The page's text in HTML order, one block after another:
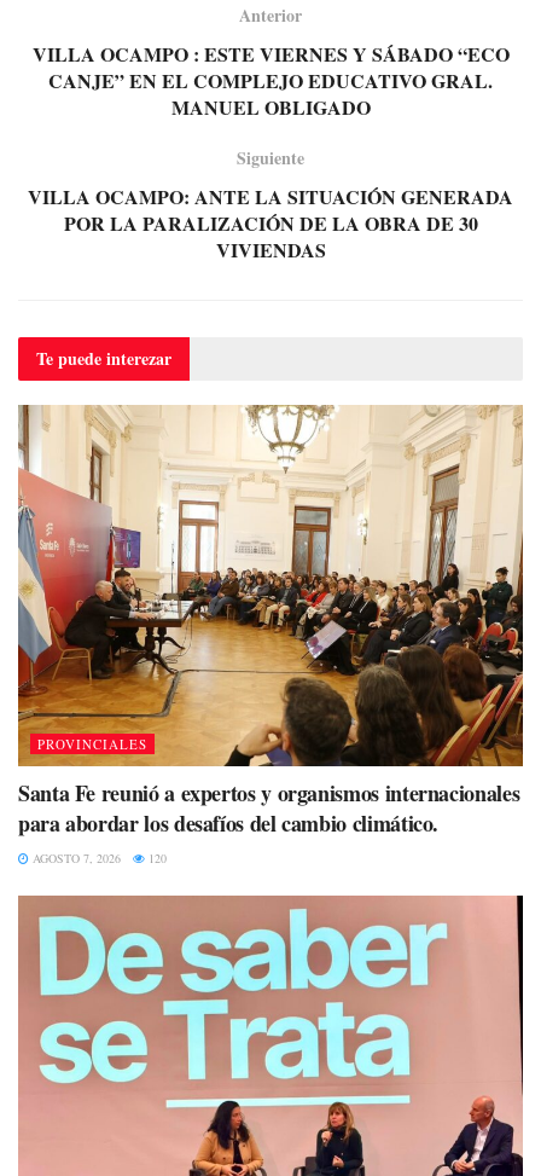
Anterior
VILLA OCAMPO : ESTE VIERNES Y SÁBADO “ECO
CANJE” EN EL COMPLEJO EDUCATIVO GRAL.
MANUEL OBLIGADO
Siguiente
VILLA OCAMPO: ANTE LA SITUACIÓN GENERADA
POR LA PARALIZACIÓN DE LA OBRA DE 30
VIVIENDAS
Te puedeinterezar
PROVINCIALES
Santa Fe reunió a expertos y organismos internacionales
para abordar los desafíos del cambio climático.
AGOSTO 7, 2026 120